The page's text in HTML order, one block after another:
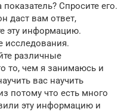
Спросите его.
даст вам ответ,
эту информацию.
исследования.
различные
то, чем я занимаюсь и
вас научить
потому что есть много
эту информацию и